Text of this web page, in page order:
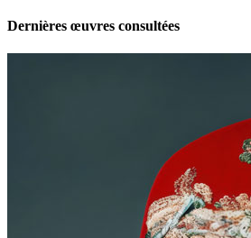
Dernières œuvres consultées